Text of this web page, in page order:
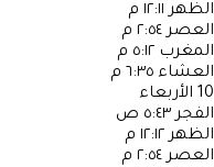
الظهر ١٢:١١ م
العصر ٢:٥٤ م
المغرب ٥:١٢ م
العشاء ٦:٣٥ م
10 الأربعاء
الفجر ٥:٤٣ ص
الظهر ١٢:١٢ م
العصر ٢:٥٤ م